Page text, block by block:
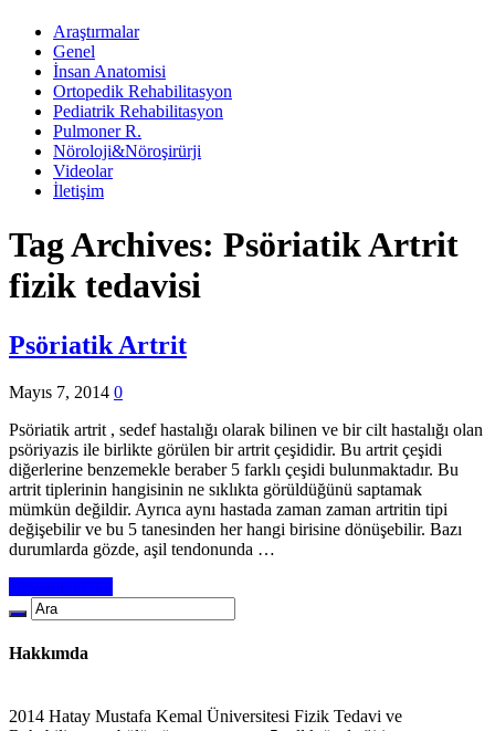
Araştırmalar
Genel
İnsan Anatomisi
Ortopedik Rehabilitasyon
Pediatrik Rehabilitasyon
Pulmoner R.
Nöroloji&Nöroşirürji
Videolar
İletişim
Tag Archives: Psöriatik Artrit
fizik tedavisi
Psöriatik Artrit
Mayıs 7, 2014 0
Psöriatik artrit , sedef hastalığı olarak bilinen ve bir cilt hastalığı olan
psöriyazis ile birlikte görülen bir artrit çeşididir. Bu artrit çeşidi
diğerlerine benzemekle beraber 5 farklı çeşidi bulunmaktadır. Bu
artrit tiplerinin hangisinin ne sıklıkta görüldüğünü saptamak
mümkün değildir. Ayrıca aynı hastada zaman zaman artritin tipi
değişebilir ve bu 5 tanesinden her hangi birisine dönüşebilir. Bazı
durumlarda gözde, aşil tendonunda …
Hakkımda
2014 Hatay Mustafa Kemal Üniversitesi Fizik Tedavi ve